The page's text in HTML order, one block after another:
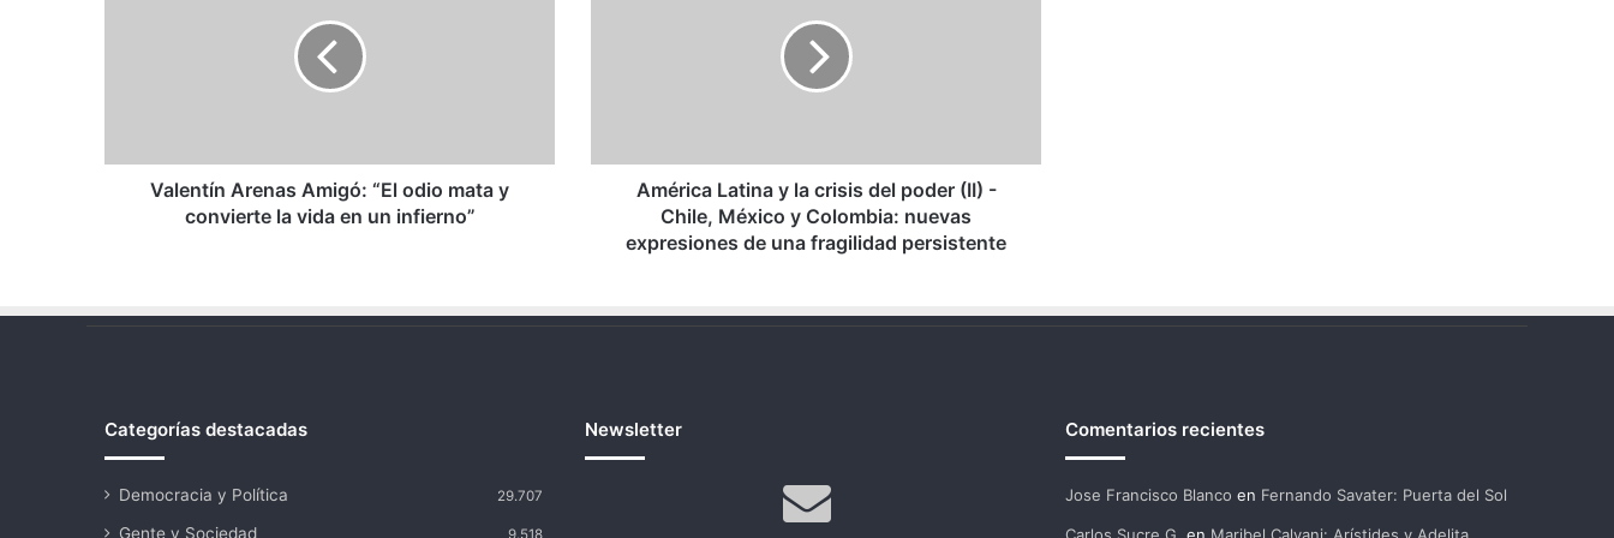
la
Valentín Arenas Amigó: “El odio mata y
convierte la vida en un infierno”
-
expresiones
América Latina y la crisis del poder (II) -
Chile, México y Colombia: nuevas
expresiones de una fragilidad persistente
Categorías destacadas
Democracia y Política 29.707
Gente y Sociedad 9.518
Newsletter Comentarios recientes
Jose Francisco Blanco en Fernando Savater: Puerta del Sol